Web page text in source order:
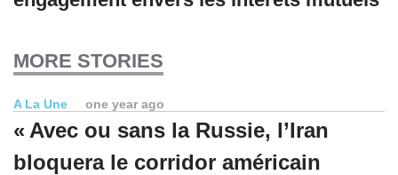
MORE STORIES
A La Une one year ago
« Avec ou sans la Russie, l’Iran
bloquera le corridor américain